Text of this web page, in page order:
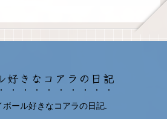
好きなコアラの日記
ール好きなコアラの日記.